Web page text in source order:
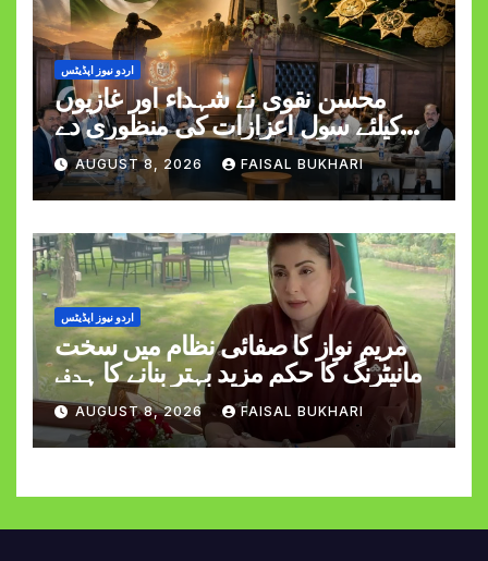
اردو نیوز اپڈیٹس
محسن نقوی نے شہداء اور غازیوں
کیلئے سول اعزازات کی منظوری دے
دیAUGUST 8, 2026 FAISAL BUKHARI
اردو نیوز اپڈیٹس
مریم نواز کا صفائی نظام میں سخت
مانیٹرنگ کا حکم مزید بہتر بنانے کا ہدف
AUGUST 8, 2026 FAISAL BUKHARI